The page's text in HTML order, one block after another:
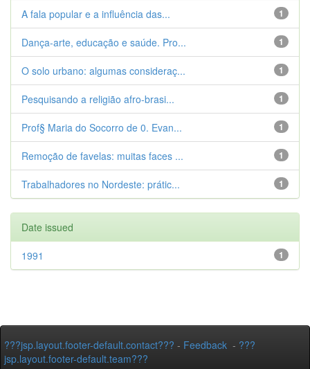
1
A fala popular e a influência das...
1
Dança-arte, educação e saúde. Pro...
1
O solo urbano: algumas consideraç...
1
Pesquisando a religião afro-brasi...
1
Prof§ Maria do Socorro de 0. Evan...
1
Remoção de favelas: muitas faces ...
1
Trabalhadores no Nordeste: prátic...
Date issued
1
1991
???jsp.layout.footer-default.contact??? - Feedback - ???
jsp.layout.footer-default.team???